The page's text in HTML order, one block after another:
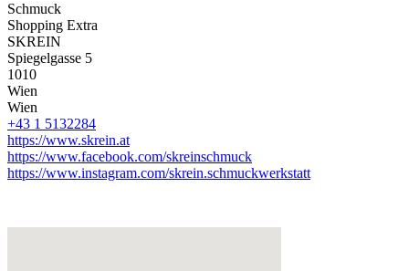
Schmuck
Shopping Extra
SKREIN
Spiegelgasse 5
1010
Wien
Wien
+43 1 5132284
https://www.skrein.at
https://www.facebook.com/skreinschmuck
https://www.instagram.com/skrein.schmuckwerkstatt